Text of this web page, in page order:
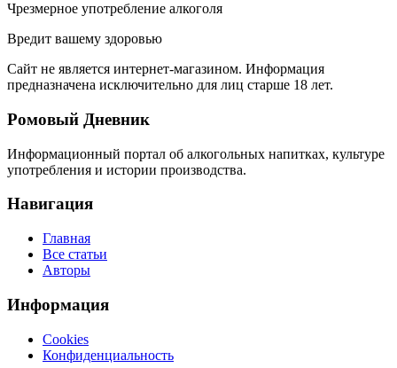
Чрезмерное употребление алкоголя
Вредит вашему здоровью
Сайт не является интернет-магазином. Информация
предназначена исключительно для лиц старше 18 лет.
Ромовый Дневник
Информационный портал об алкогольных напитках, культуре
употребления и истории производства.
Навигация
Главная
Все статьи
Авторы
Информация
Cookies
Конфиденциальность